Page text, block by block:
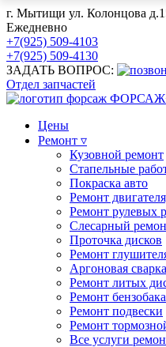
г. Мытищи ул. Колонцова
Ежедневно
+7(925) 509-4103
+7(925) 509-4130
ЗАДАТЬ ВОПРОС:
Отдел запчастей
Цены
Ремонт ▿
Кузовной ремонт
Стапельные
Покраска авто
Ремонт
Ремонт рулевых
Слесарный
Проточка дисков
Ремонт
Аргоновая сварка
Ремонт литых
Ремонт бензобака
Ремонт подвески
Ремонт
Все услуги